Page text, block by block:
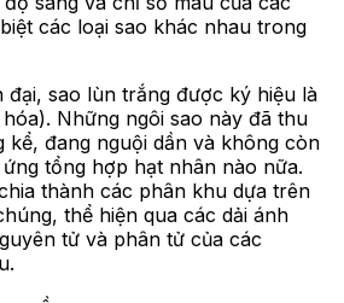
các loại sao khác nhau trong
đại, sao lùn trắng được ký hiệu là
Những ngôi sao này đã thu
kể, đang nguội dần và không còn
tổng hợp hạt nhân nào nữa.
thành các phân khu dựa trên
thể hiện qua các dải ánh
tử và phân tử của các